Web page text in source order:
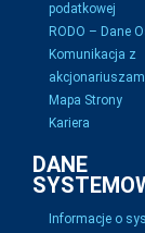
podatkowej
RODO – Dane
Komunikacja z
Mapa Strony
Kariera
DANE
Informacje o